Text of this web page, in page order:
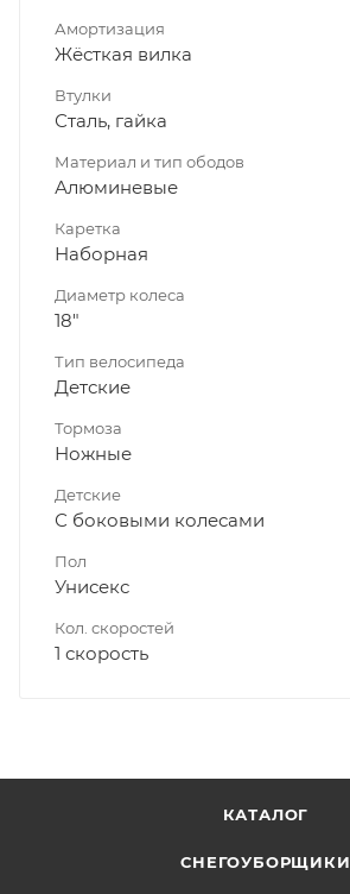
Амортизация
Жёсткая вилка
Втулки
Сталь, гайка
Материал и тип ободов
Алюминевые
Каретка
Наборная
Диаметр колеса
18"
Тип велосипеда
Детские
Тормоза
Ножные
Детские
С боковыми колесами
Пол
Унисекс
Кол. скоростей
1 скорость
КАТАЛОГ
СНЕГОУБОРЩИКИ